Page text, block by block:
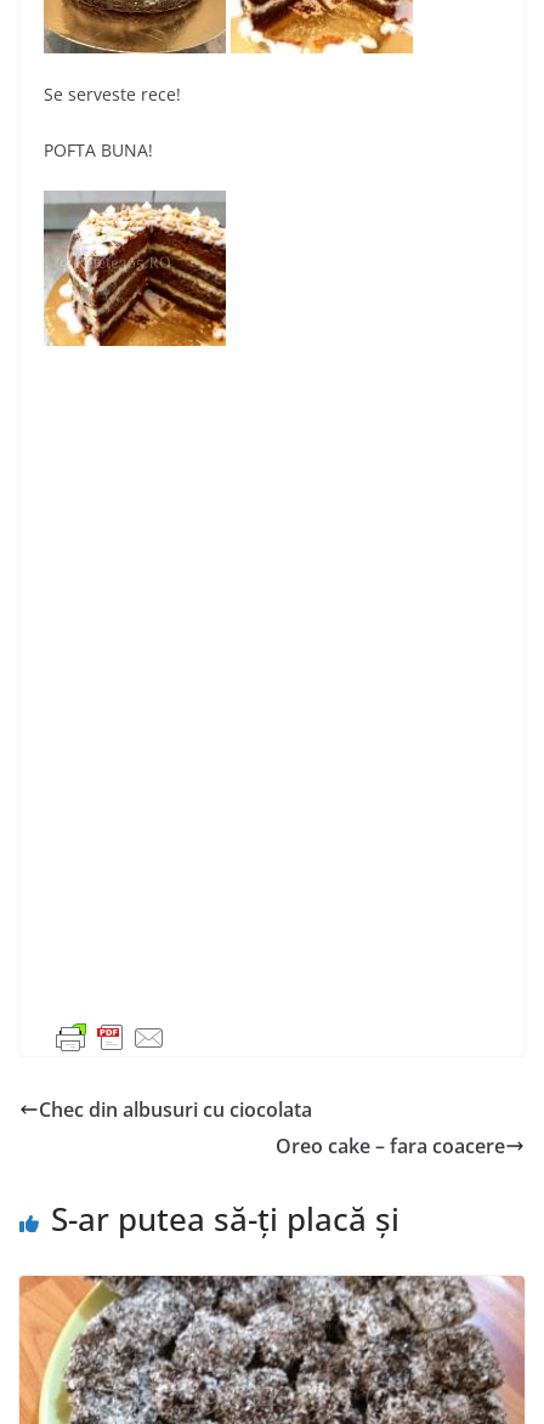
Se serveste rece!
POFTA BUNA!
Chec din albusuri cu ciocolata
Oreo cake – fara coacere
S-ar putea să-ți placă și